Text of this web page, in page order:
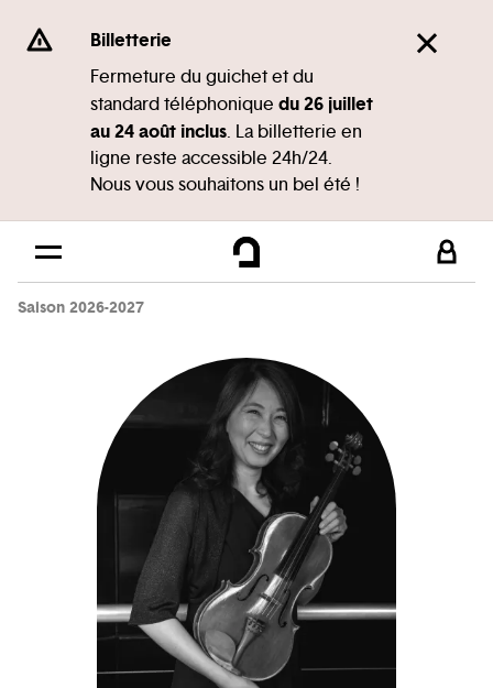
Se rendre au
Contenu principal
Pied de page
Billetterie
Fermeture du guichet et du
standard téléphonique du 26 juillet
au 24 août inclus. La billetterie en
ligne reste accessible 24h/24.
Nous vous souhaitons un bel été !
Saison 2026-2027